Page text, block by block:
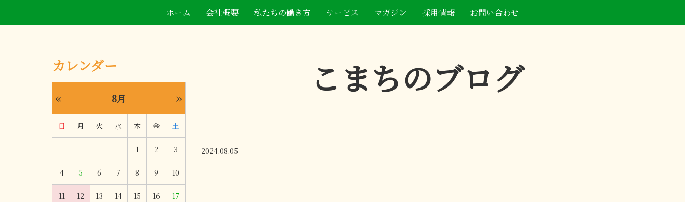
ホーム 会社概要 私たちの働き方 サービス マガジン 採用情報 お問い合わせ
カレンダー
« 8月 »
日 月 火 水 木 金 土
1 2 3
4 5 6 7 8 9 10
11 12 13 14 15 16 17
こまちのブログ
2024.08.05